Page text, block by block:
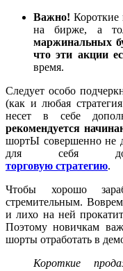
Важно!
на бирже, а
маржинальных
что эти акции
время.
Следует особо
(как и любая
несет в себе
рекомендуется
шортЫ совершенно не
для себя
торговую стратегию.
Чтобы хорошо
стремительным.
и лихо на ней
Поэтому новичкам
шорты отработать в
Короткие